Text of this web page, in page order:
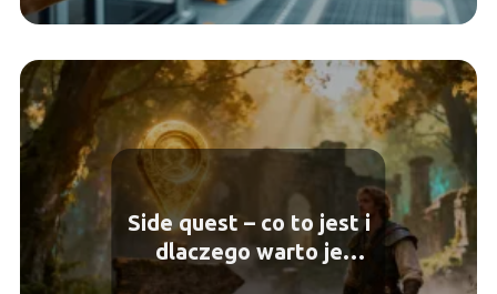
Side quest – co to jest i
dlaczego warto je
wykonywać?